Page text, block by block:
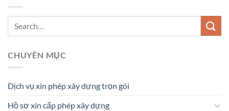
CHUYÊN MỤC
Dịch vụ xin phép xây dựng trọn gói
Hồ sơ xin cấp phép xây dựng